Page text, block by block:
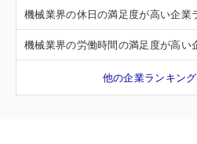
機械業界の休日の満足度が高い企業
機械業界の労働時間の満足度が高い
他の企業ランキン